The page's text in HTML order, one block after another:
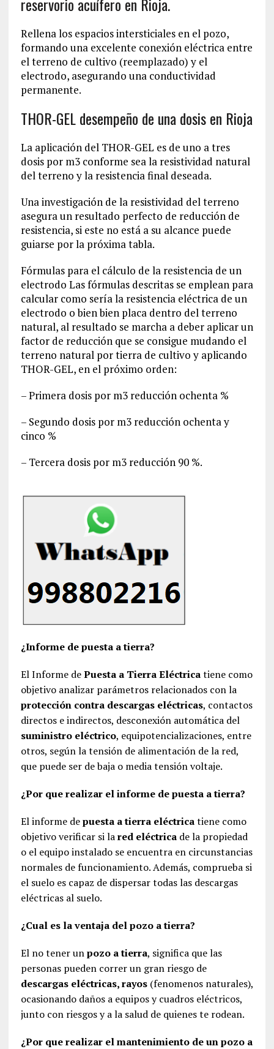
Rellena los espacios intersticiales en el pozo,
formando una excelente conexión eléctrica entre
el terreno de cultivo (reemplazado) y el
electrodo, asegurando una conductividad
permanente.
THOR-GEL desempeño de una dosis en Rioja
La aplicación del THOR-GEL es de uno a tres
dosis por m3 conforme sea la resistividad natural
del terreno y la resistencia final deseada.
Una investigación de la resistividad del terreno
asegura un resultado perfecto de reducción de
resistencia, si este no está a su alcance puede
guiarse por la próxima tabla.
Fórmulas para el cálculo de la resistencia de un
electrodo Las fórmulas descritas se emplean para
calcular como sería la resistencia eléctrica de un
electrodo o bien bien placa dentro del terreno
natural, al resultado se marcha a deber aplicar un
factor de reducción que se consigue mudando el
terreno natural por tierra de cultivo y aplicando
THOR-GEL, en el próximo orden:
– Primera dosis por m3 reducción ochenta %
– Segundo dosis por m3 reducción ochenta y
cinco %
– Tercera dosis por m3 reducción 90 %.
¿Informe de puesta a tierra?
El Informe dePuesta a Tierra Eléctricatiene como
objetivo analizar parámetros relacionados con la
protección contra descargas eléctricas, contactos
directos e indirectos, desconexión automática del
suministro eléctrico, equipotencializaciones, entre
otros, según la tensión de alimentación de la red,
que puede ser de baja o media tensión voltaje.
¿Por que realizar el informe de puesta a tierra?
El informe depuesta a tierra eléctricatiene como
objetivo verificar si lared eléctricade la propiedad
o el equipo instalado se encuentra en circunstancias
normales de funcionamiento. Además, comprueba si
el suelo es capaz de dispersar todas las descargas
eléctricas al suelo.
¿Cual es la ventaja del pozo a tierra?
El no tener unpozo a tierra, significa que las
personas pueden correr un gran riesgo de
descargas eléctricas, rayos(fenomenos naturales),
ocasionando daños a equipos y cuadros eléctricos,
junto con riesgos y a la salud de quienes te rodean.
¿Por que realizar el mantenimiento de un pozo a